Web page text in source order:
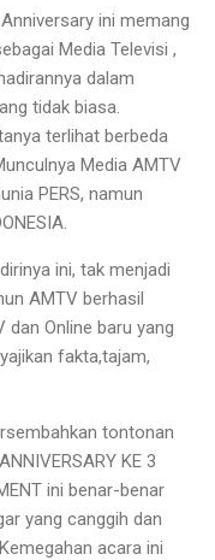
ini memang
Media Televisi ,
dalam
tidak biasa.
terlihat berbeda
Media AMTV
PERS, namun
ini, tak menjadi
AMTV berhasil
Online baru yang
fakta,tajam,
tontonan
KE 3
ini benar-benar
yang canggih dan
acara ini